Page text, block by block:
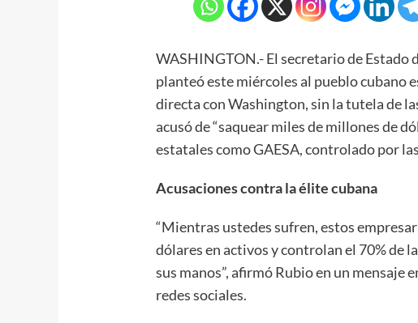
WASHINGTON.- El secretario de Estado
planteó este miércoles al pueblo cubano
directa con Washington, sin la tutela de
acusó de “saquear miles de millones de
estatales como GAESA, controlado por
Acusaciones contra la élite cubana
“Mientras ustedes sufren, estos
dólares en activos y controlan el 70% de
sus manos”, afirmó Rubio en un mensaje
redes sociales.